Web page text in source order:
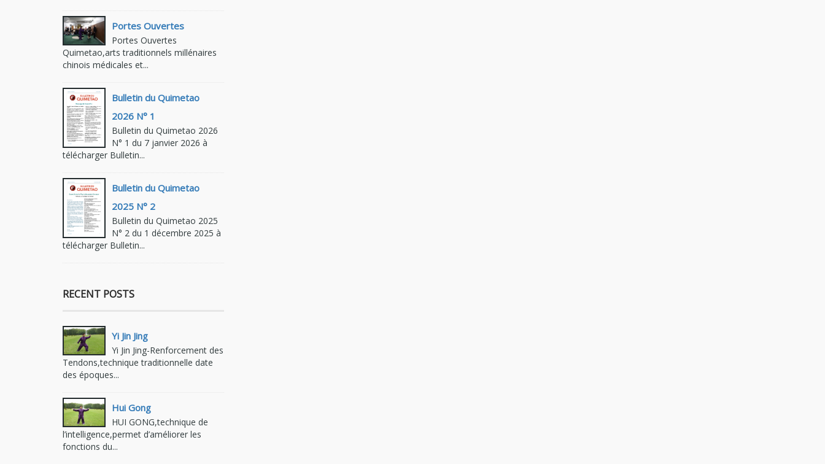
Portes Ouvertes
Portes Ouvertes
Quimetao,arts traditionnels millénaires
chinois médicales et...
Bulletin du Quimetao
2026 N° 1
Bulletin du Quimetao 2026
N° 1 du 7 janvier 2026 à
télécharger Bulletin...
Bulletin du Quimetao
2025 N° 2
Bulletin du Quimetao 2025
N° 2 du 1 décembre 2025 à
télécharger Bulletin...
RECENT POSTS
Yi Jin Jing
Yi Jin Jing-Renforcement des
Tendons,technique traditionnelle date
des époques...
Hui Gong
HUI GONG,technique de
l’intelligence,permet d’améliorer les
fonctions du...